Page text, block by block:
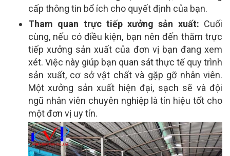
cấp thông tin bổ ích cho quyết định của bạn.
Tham quan trực tiếp xưởng sản xuất: Cuối
cùng, nếu có điều kiện, bạn nên đến thăm trực
tiếp xưởng sản xuất của đơn vị bạn đang xem
xét. Việc này giúp bạn quan sát thực tế quy trình
sản xuất, cơ sở vật chất và gặp gỡ nhân viên.
Một xưởng sản xuất hiện đại, sạch sẽ và đội
ngũ nhân viên chuyên nghiệp là tín hiệu tốt cho
một đơn vị uy tín.